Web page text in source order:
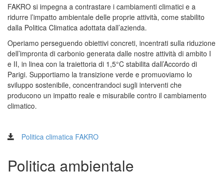
FAKRO si impegna a contrastare i cambiamenti climatici e a
ridurre l’impatto ambientale delle proprie attività, come stabilito
dalla Politica Climatica adottata dall’azienda.
Operiamo perseguendo obiettivi concreti, incentrati sulla riduzione
dell’impronta di carbonio generata dalle nostre attività di ambito I
e II, in linea con la traiettoria di 1,5°C stabilita dall’Accordo di
Parigi. Supportiamo la transizione verde e promuoviamo lo
sviluppo sostenibile, concentrandoci sugli interventi che
producono un impatto reale e misurabile contro il cambiamento
climatico.
Politica climatica FAKRO
Politica ambientale